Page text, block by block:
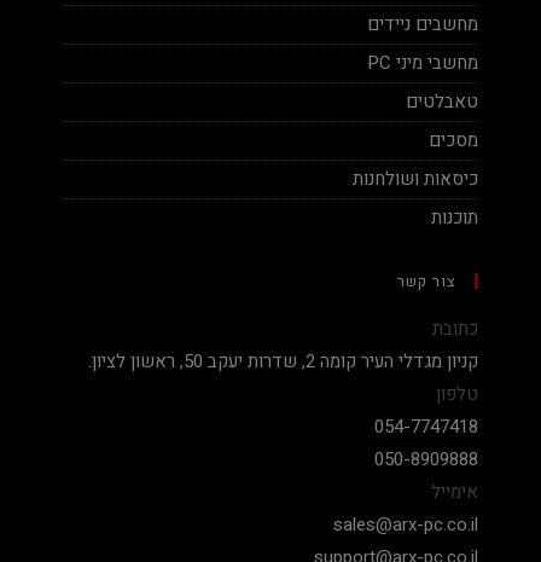
מחשבים ניידים
מחשבי מיני PC
טאבלטים
מסכים
כיסאות ושולחנות
תוכנות
צור קשר
כתובת
קניון מגדלי העיר קומה 2, שדרות יעקב 50, ראשון לציון.
טלפון
054-7747418
050-8909888
אימייל
sales@arx-pc.co.il